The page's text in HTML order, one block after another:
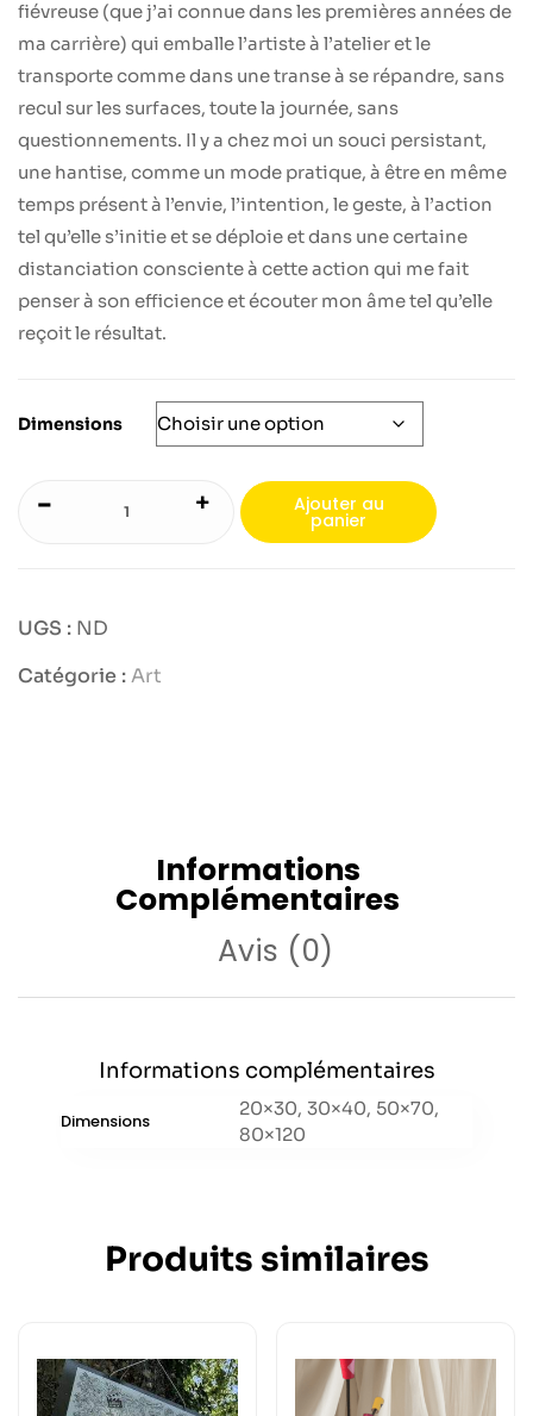
fiévreuse (que j’ai connue dans les premières années de
ma carrière) qui emballe l’artiste à l’atelier et le
transporte comme dans une transe à se répandre, sans
recul sur les surfaces, toute la journée, sans
questionnements. Il y a chez moi un souci persistant,
une hantise, comme un mode pratique, à être en même
temps présent à l’envie, l’intention, le geste, à l’action
tel qu’elle s’initie et se déploie et dans une certaine
distanciation consciente à cette action qui me fait
penser à son efficience et écouter mon âme tel qu’elle
reçoit le résultat.
Dimensions
+
- Ajouter au
panier
UGS : ND
Catégorie :Art
Informations
Complémentaires
Avis (0)
Informations complémentaires
Dimensions
20×30, 30×40, 50×70,
80×120
Produits similaires